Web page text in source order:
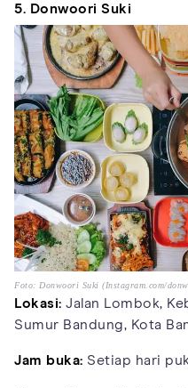
5. Donwoori Suki
Foto: Donwoori Suki (Instagram.com/
Lokasi: Jalan Lombok,
Sumur Bandung, Kota
Jam buka: Setiap hari